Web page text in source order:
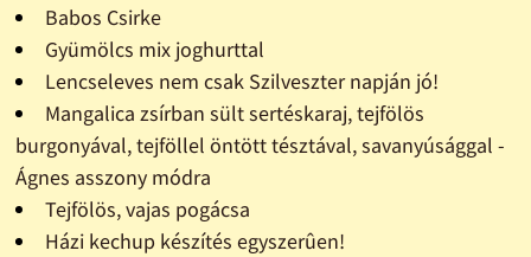
Babos Csirke
Gyümölcs mix joghurttal
Lencseleves nem csak Szilveszter napján jó!
Mangalica zsírban sült sertéskaraj, tejfölös
burgonyával, tejföllel öntött tésztával, savanyúsággal -
Ágnes asszony módra
Tejfölös, vajas pogácsa
Házi kechup készítés egyszerûen!